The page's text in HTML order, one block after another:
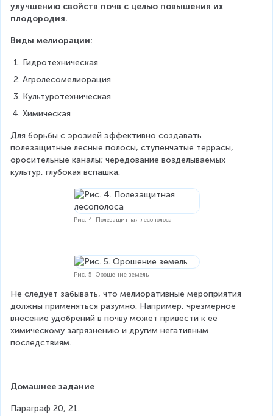
улучшению свойств почв с целью повышения их
плодородия.
Виды мелиорации:
Гидротехническая
Агролесомелиорация
Культуротехническая
Химическая
Для борьбы с эрозией эффективно создавать
полезащитные лесные полосы, ступенчатые террасы,
оросительные каналы; чередование возделываемых
культур, глубокая вспашка.
Рис. 4. Полезащитная лесополоса
Рис. 5. Орошение земель
Не следует забывать, что мелиоративные мероприятия
должны применяться разумно. Например, чрезмерное
внесение удобрений в почву может привести к ее
химическому загрязнению и другим негативным
последствиям.
Домашнее задание
Параграф 20, 21.